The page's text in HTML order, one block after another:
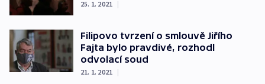
25. 1. 2021 |
Filipovo tvrzení o smlouvě Jiřího
Fajta bylo pravdivé, rozhodl
odvolací soud
21. 1. 2021 |